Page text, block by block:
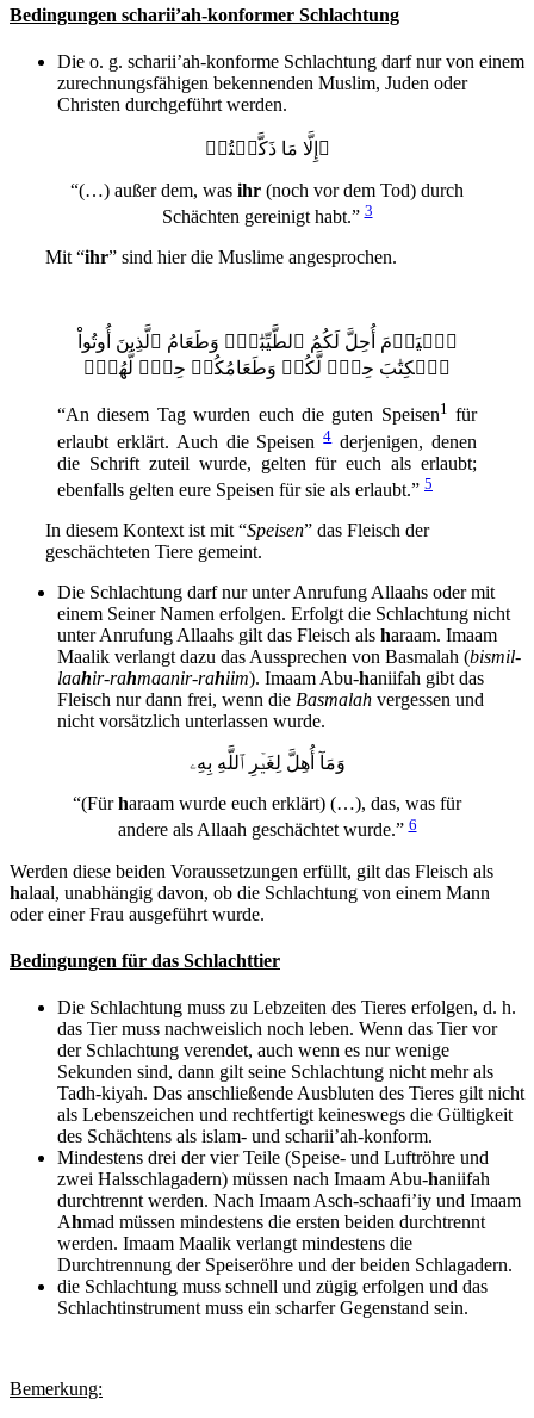
Bedingungen scharii’ah-konformer Schlachtung
Die o. g. scharii’ah-konforme Schlachtung darf nur von einem
zurechnungsfähigen bekennenden Muslim, Juden oder
Christen durchgeführt werden.
إِلَّا مَا ذَكَّيۡتُمۡ
“(…) außer dem, was ihr (noch vor dem Tod) durch
Schächten gereinigt habt.”3
Mit “ihr” sind hier die Muslime angesprochen.
ٱلۡيَوۡمَ أُحِلَّ لَكُمُ ٱلطَّيِّبَٰتُۖ وَطَعَامُ ٱلَّذِينَ أُوتُواْ
ٱلۡكِتَٰبَ حِلّٞ لَّكُمۡ وَطَعَامُكُمۡ حِلّٞ لَّهُمۡۖ
“An diesem Tag wurden euch die guten Speisen1 für
erlaubt erklärt. Auch die Speisen4derjenigen, denen
die Schrift zuteil wurde, gelten für euch als erlaubt;
ebenfalls gelten eure Speisen für sie als erlaubt.” 5
In diesem Kontext ist mit “Speisen” das Fleisch der
geschächteten Tiere gemeint.
Die Schlachtung darf nur unter Anrufung Allaahs oder mit
einem Seiner Namen erfolgen. Erfolgt die Schlachtung nicht
unter Anrufung Allaahs gilt das Fleisch als haraam. Imaam
Maalik verlangt dazu das Aussprechen von Basmalah (bismil-
laahir-rahmaanir-rahiim). Imaam Abu-haniifah gibt das
Fleisch nur dann frei, wenn die Basmalah vergessen und
nicht vorsätzlich unterlassen wurde.
وَمَآ أُهِلَّ لِغَيۡرِ ٱللَّهِ بِهِۦ
“(Fürharaam wurde euch erklärt) (…), das, was für
andere als Allaah geschächtet wurde.”6
Werden diese beiden Voraussetzungen erfüllt, gilt das Fleisch als
halaal, unabhängig davon, ob die Schlachtung von einem Mann
oder einer Frau ausgeführt wurde.
Bedingungen für das Schlachttier
Die Schlachtung muss zu Lebzeiten des Tieres erfolgen, d. h.
das Tier muss nachweislich noch leben. Wenn das Tier vor
der Schlachtung verendet, auch wenn es nur wenige
Sekunden sind, dann gilt seine Schlachtung nicht mehr als
Tadh-kiyah. Das anschließende Ausbluten des Tieres gilt nicht
als Lebenszeichen und rechtfertigt keineswegs die Gültigkeit
des Schächtens als islam- und scharii’ah-konform.
Mindestens drei der vier Teile (Speise- und Luftröhre und
zwei Halsschlagadern) müssen nach Imaam Abu-haniifah
durchtrennt werden. Nach Imaam Asch-schaafi’iy und Imaam
Ahmad müssen mindestens die ersten beiden durchtrennt
werden. Imaam Maalik verlangt mindestens die
Durchtrennung der Speiseröhre und der beiden Schlagadern.
die Schlachtung muss schnell und zügig erfolgen und das
Schlachtinstrument muss ein scharfer Gegenstand sein.
Bemerkung: